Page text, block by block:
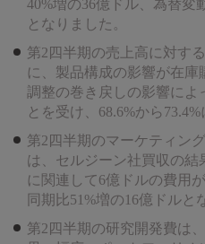
40%増の36億ドル、為替変
となりました。
第2四半期の売上高に対す
に、製品構成の影響が在
調整の巻き戻しの影響によ
とを受け、68.6%から73.4%
第2四半期のマーケティン
は、セルジーン社買収の結
に関連して6億ドルの費用
同期比51%増の16億ドルと
第2四半期の研究開発費は